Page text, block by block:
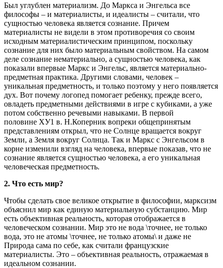
Был углублен материализм. До Маркса и Энгельса все
философы – и материалисты, и идеалисты – считали, что
сущностью человека является сознание. Причем
материалисты не видели в этом противоречия со своим
исходным материалистическим принципом, поскольку
сознание для них было материальным свойством. На самом
деле сознание нематериально, а сущностью человека, как
показали впервые Маркс и Энгельс, является материально-
предметная практика. Другими словами, человек –
уникальная предметность, и только поэтому у него появляется
дух. Вот почему логопед помогает ребенку, прежде всего,
овладеть предметными действиями в игре с кубиками, а уже
потом собственно речевыми навыками. В первой
половине ХУ1 в. Н.Коперник вопреки общепринятым
представлениям открыл, что не Солнце вращается вокруг
Земли, а Земля вокруг Солнца. Так и Маркс с Энгельсом в
корне изменили взгляд на человека, впервые показав, что не
сознание является сущностью человека, а его уникальная
человеческая предметность.
2. Что есть мир?
Чтобы сделать свое великое открытие в философии, марксизм
объяснил мир как единую материальную субстанцию. Мир
есть объективная реальность, которая отображается в
человеческом сознании. Мир это не вода \точнее, не только
вода, это не атомы \точнее, не только атомы\ и даже не
Природа сама по себе, как считали французские
материалисты. Это – объективная реальность, отражаемая в
идеальном сознании.